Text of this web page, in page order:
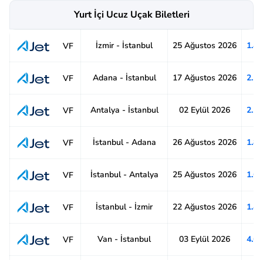
Yurt İçi Ucuz Uçak Biletleri
VF İzmir - İstanbul 25 Ağustos 2026
VF Adana - İstanbul 17 Ağustos 2026
VF Antalya - İstanbul 02 Eylül 2026
VF İstanbul - Adana 26 Ağustos 2026
VF İstanbul - Antalya 25 Ağustos 2026
VF İstanbul - İzmir 22 Ağustos 2026
VF Van - İstanbul 03 Eylül 2026